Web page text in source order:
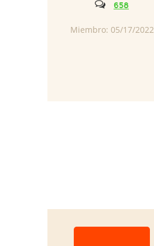
658
Miembro: 05/17/2022